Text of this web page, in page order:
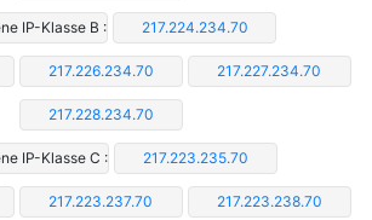
IP-Klasse B : 217.224.234.70
217.226.234.70 217.227.234.70
217.228.234.70
IP-Klasse C : 217.223.235.70
217.223.237.70 217.223.238.70